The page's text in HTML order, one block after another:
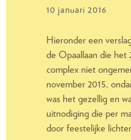
10 januari 2016
Hieronder een
de Opaallaan die het
complex niet
november 2015,
was het gezellig en
uitnodiging die per
door feestelijke